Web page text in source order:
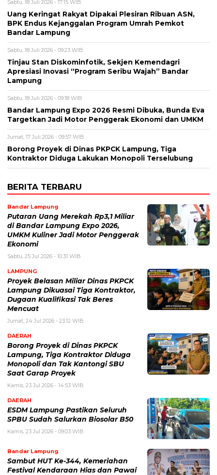
Sabtu, 18 Juli 2026 - 17:15 WIB
Uang Keringat Rakyat Dipakai Plesiran Ribuan ASN,
BPK Endus Kejanggalan Program Umrah Pemkot
Bandar Lampung
Sabtu, 18 Juli 2026 - 09:23 WIB
Tinjau Stan Diskominfotik, Sekjen Kemendagri
Apresiasi Inovasi “Program Seribu Wajah” Bandar
Lampung
Sabtu, 18 Juli 2026 - 09:18 WIB
Bandar Lampung Expo 2026 Resmi Dibuka, Bunda Eva
Targetkan Jadi Motor Penggerak Ekonomi dan UMKM
Jumat, 17 Juli 2026 - 09:57 WIB
Borong Proyek di Dinas PKPCK Lampung, Tiga
Kontraktor Diduga Lakukan Monopoli Terselubung
BERITA TERBARU
Bandar Lampung
Putaran Uang Merekah Rp3,1 Miliar
di Bandar Lampung Expo 2026,
UMKM Kuliner Jadi Motor Penggerak
Ekonomi
Sabtu, 25 Jul 2026 - 10:31 WIB
LAMPUNG
Proyek Belasan Miliar Dinas PKPCK
Lampung Dikuasai Tiga Kontraktor,
Dugaan Kualifikasi Tak Beres
Mencuat
Jumat, 24 Jul 2026 - 23:12 WIB
DAERAH
Borong Proyek di Dinas PKPCK
Lampung, Tiga Kontraktor Diduga
Monopoli dan Tak Kantongi SBU
Saat Garap Proyek
Kamis, 23 Jul 2026 - 14:53 WIB
DAERAH
ESDM Lampung Pastikan Seluruh
SPBU Sudah Salurkan Biosolar B50
Kamis, 23 Jul 2026 - 09:03 WIB
Bandar Lampung
Sambut HUT Ke-344, Kemeriahan
Festival Kendaraan Hias dan Pawai